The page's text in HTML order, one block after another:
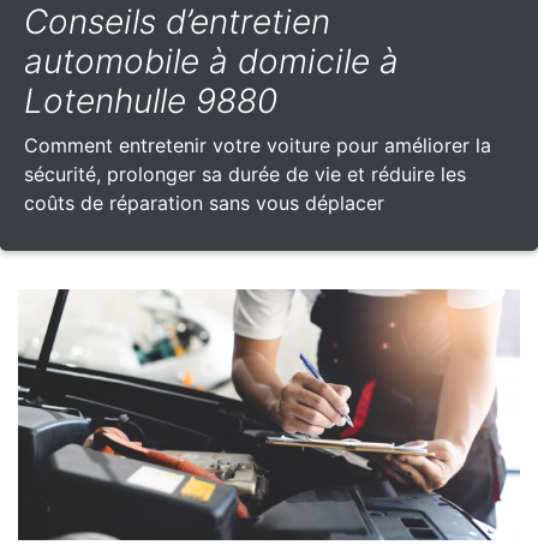
Conseils d’entretien
automobile à domicile à
Lotenhulle 9880
Comment entretenir votre voiture pour améliorer la
sécurité, prolonger sa durée de vie et réduire les
coûts de réparation sans vous déplacer